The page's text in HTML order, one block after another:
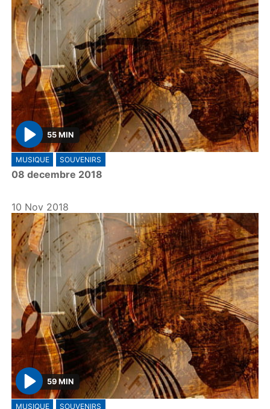
P
l
a
55 MIN
MUSIQUE SOUVENIRS
08 decembre 2018
10 Nov 2018
P
59 MIN
MUSIQUE SOUVENIRS